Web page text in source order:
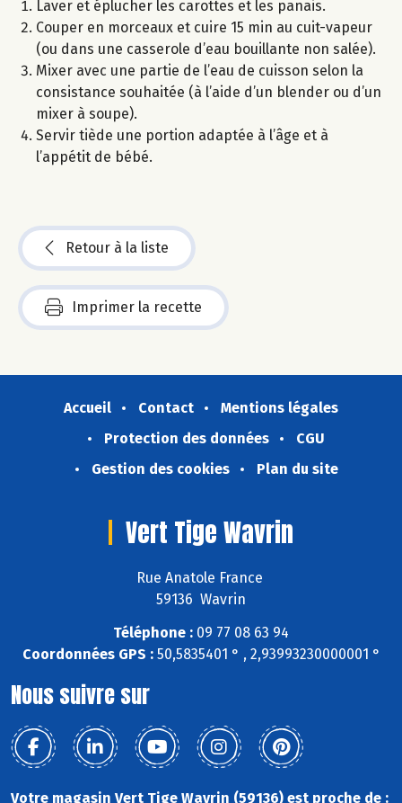
Laver et éplucher les carottes et les panais.
Couper en morceaux et cuire 15 min au cuit-vapeur
(ou dans une casserole d’eau bouillante non salée).
Mixer avec une partie de l’eau de cuisson selon la
consistance souhaitée (à l’aide d’un blender ou d’un
mixer à soupe).
Servir tiède une portion adaptée à l’âge et à
l’appétit de bébé.
Retour à la liste
Imprimer la recette
Accueil Contact
Mentions légales
Protection des données
CGU
Gestion des cookies
Plan du site
Vert Tige Wavrin
Rue Anatole France
59136 Wavrin
Téléphone : 09 77 08 63 94
Coordonnées GPS :50,5835401 ° , 2,93993230000001 °
Nous suivre sur
Votre magasin Vert Tige Wavrin (59136) est proche de :